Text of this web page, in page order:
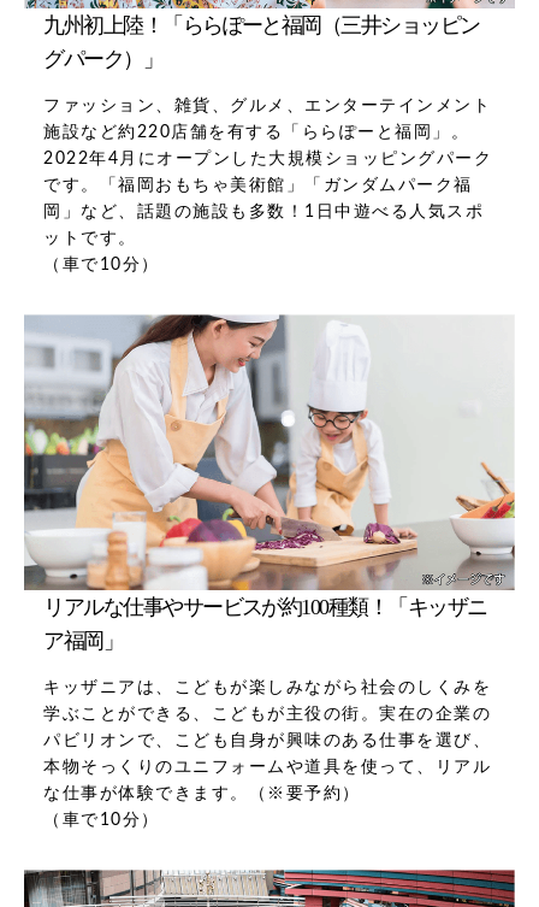
九州初上陸！「ららぽーと福岡（三井ショッピン
グパーク）」
ファッション、雑貨、グルメ、エンターテインメント
施設など約220店舗を有する「ららぽーと福岡」。
2022年4月にオープンした大規模ショッピングパーク
です。「福岡おもちゃ美術館」「ガンダムパーク福
岡」など、話題の施設も多数！1日中遊べる人気スポ
ットです。
（車で10分）
リアルな仕事やサービスが約100種類！「キッザニ
ア福岡」
キッザニアは、こどもが楽しみながら社会のしくみを
学ぶことができる、こどもが主役の街。実在の企業の
パビリオンで、こども自身が興味のある仕事を選び、
本物そっくりのユニフォームや道具を使って、リアル
な仕事が体験できます。（※要予約）
（車で10分）